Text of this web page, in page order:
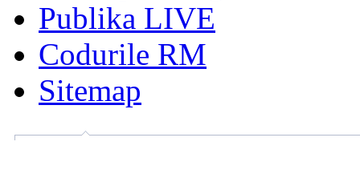
Publika LIVE
Codurile RM
Sitemap